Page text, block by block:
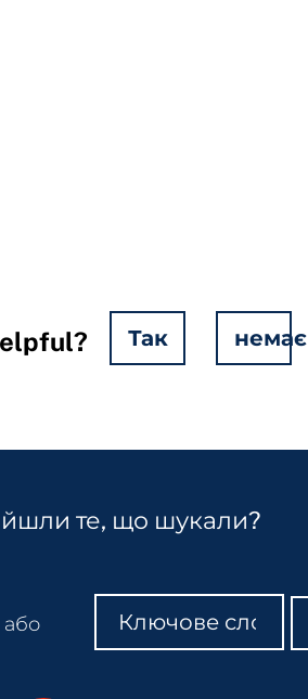
Так немає
те, що шукали?
або
Пошук
Пошук